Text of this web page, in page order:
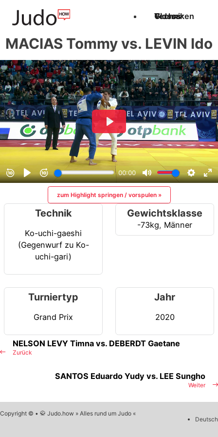
Techniken
Videos
Glossar
MACIAS Tommy vs. LEVIN Ido
zum Highlight springen / vorspulen »
Technik
Ko-uchi-gaeshi
(Gegenwurf zu Ko-
uchi-gari)
Gewichtsklasse
-73kg, Männer
Turniertyp
Grand Prix
Jahr
2020
Zurück
NELSON LEVY Timna vs. DEBERDT Gaetane
Weiter
SANTOS Eduardo Yudy vs. LEE Sungho
Copyright © • 🥋 Judo.how » Alles rund um Judo «
Deutsch